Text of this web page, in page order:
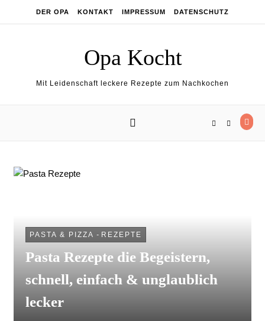
DER OPA KONTAKT IMPRESSUM DATENSCHUTZ
Opa Kocht
Mit Leidenschaft leckere Rezepte zum Nachkochen
PASTA & PIZZA - REZEPTE
Pasta Rezepte die Begeistern,
schnell, einfach & unglaublich
lecker